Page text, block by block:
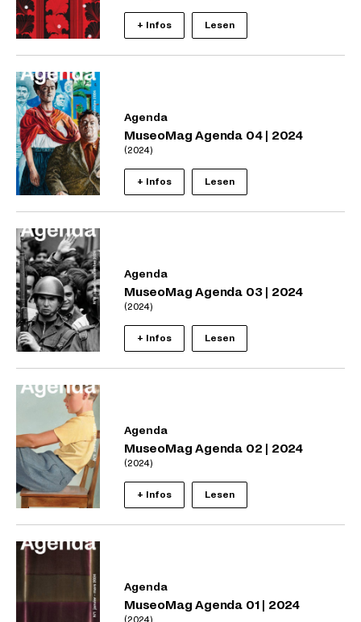
+ Infos Lesen
Agenda
MuseoMag Agenda 04 | 2024
(2024)
+ Infos Lesen
Agenda
MuseoMag Agenda 03 | 2024
(2024)
+ Infos Lesen
Agenda
MuseoMag Agenda 02 | 2024
(2024)
+ Infos Lesen
Agenda
MuseoMag Agenda 01 | 2024